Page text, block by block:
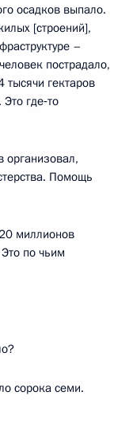
осадков выпало.
[строений],
–
пострадало,
гектаров
где‑то
организовал,
Помощь
миллионов
по чьим
сорока семи.